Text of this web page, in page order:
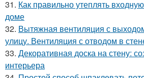
31. Как правильно утеплять
доме
32. Вытяжная вентиляция с
улицу. Вентиляция с отводом в
33. Декоративная доска на стену:
интерьера